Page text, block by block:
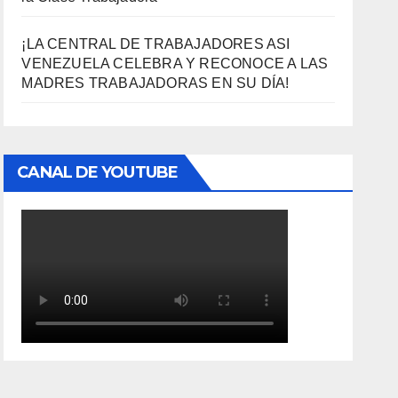
¡LA CENTRAL DE TRABAJADORES ASI
VENEZUELA CELEBRA Y RECONOCE A LAS
MADRES TRABAJADORAS EN SU DÍA!
CANAL DE YOUTUBE